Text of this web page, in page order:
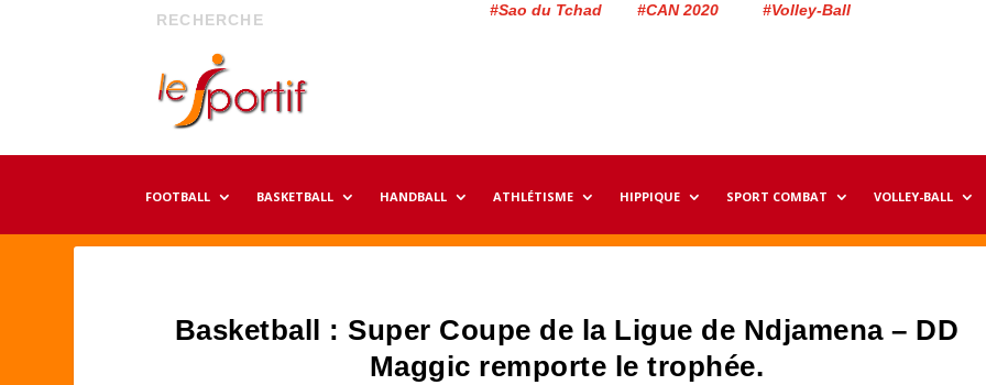
#Sao du Tchad #CAN 2020 #Volley-Ball
FOOTBALL BASKETBALL HANDBALL ATHLÉTISME HIPPIQUE SPORT COMBAT VOLLEY-BALL
Basketball : Super Coupe de la Ligue de Ndjamena – DD
Maggic remporte le trophée.